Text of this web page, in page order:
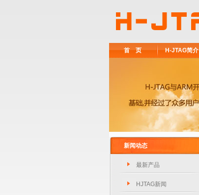
首 页 H-JTAG简介
新闻动态
最新产品
HJTAG新闻